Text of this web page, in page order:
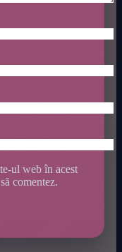
ul web în acest
comentez.